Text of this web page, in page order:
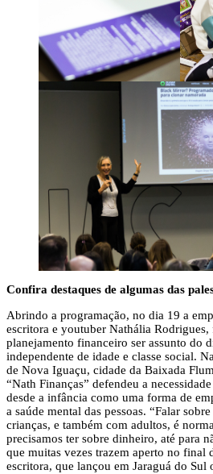
Confira destaques de algumas das
Abrindo a programação, no dia 19 a
escritora e youtuber Nathália
planejamento financeiro ser assunto do
independente de idade e classe social.
de Nova Iguaçu, cidade da Baixada
“Nath Finanças” defendeu a
desde a infância como uma forma de
a saúde mental das pessoas. “Falar
crianças, e também com adultos, é
precisamos ter sobre dinheiro, até para
que muitas vezes trazem aperto no final
escritora, que lançou em Jaraguá do Sul